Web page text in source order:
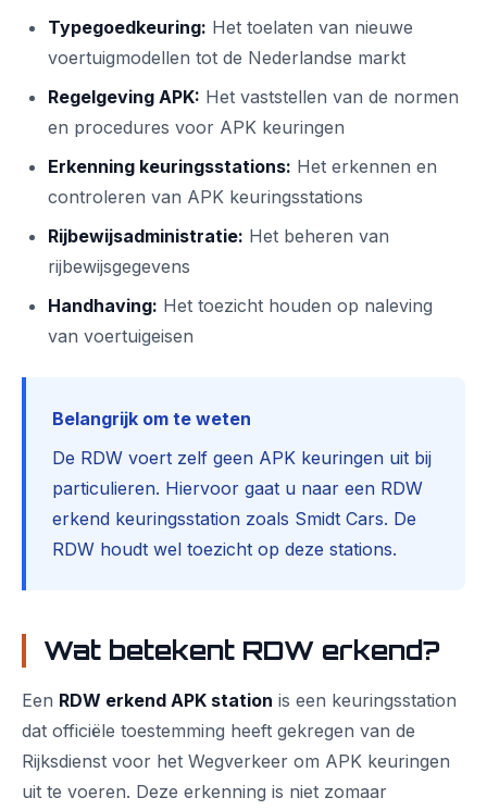
Typegoedkeuring: Het toelaten van nieuwe
voertuigmodellen tot de Nederlandse markt
Regelgeving APK: Het vaststellen van de normen
en procedures voor APK keuringen
Erkenning keuringsstations: Het erkennen en
controleren van APK keuringsstations
Rijbewijsadministratie: Het beheren van
rijbewijsgegevens
Handhaving: Het toezicht houden op naleving
van voertuigeisen
Belangrijk om te weten
De RDW voert zelf geen APK keuringen uit bij
particulieren. Hiervoor gaat u naar een RDW
erkend keuringsstation zoals Smidt Cars. De
RDW houdt wel toezicht op deze stations.
Wat betekent RDW erkend?
Een RDW erkend APK station is een keuringsstation
dat officiële toestemming heeft gekregen van de
Rijksdienst voor het Wegverkeer om APK keuringen
uit te voeren. Deze erkenning is niet zomaar